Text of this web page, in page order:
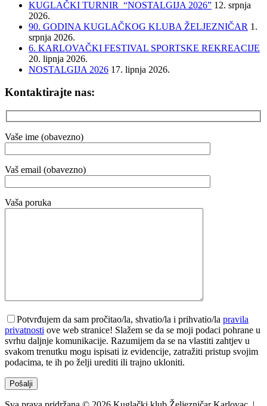
KUGLAČKI TURNIR “NOSTALGIJA 2026” 12. srpnja
2026.
90. GODINA KUGLAČKOG KLUBA ŽELJEZNIČAR 1.
srpnja 2026.
6. KARLOVAČKI FESTIVAL SPORTSKE REKREACIJE
20. lipnja 2026.
NOSTALGIJA 2026 17. lipnja 2026.
Kontaktirajte nas:
Vaše ime (obavezno)
Vaš email (obavezno)
Vaša poruka
Potvrđujem da sam pročitao/la, shvatio/la i prihvatio/la pravila
privatnosti ove web stranice! Slažem se da se moji podaci pohrane u
svrhu daljnje komunikacije. Razumijem da se na vlastiti zahtjev u
svakom trenutku mogu ispisati iz evidencije, zatražiti pristup svojim
podacima, te ih po želji urediti ili trajno ukloniti.